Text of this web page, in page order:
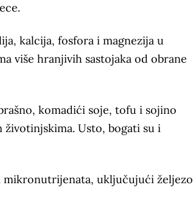
kalcija, fosfora i magnezija u
više hranjivih sastojaka od obrane
komadići soje, tofu i sojino
životinjskima. Usto, bogati su i
mikronutrijenata, uključujući željezo